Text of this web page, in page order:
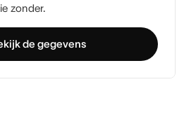
zonder.
de gegevens